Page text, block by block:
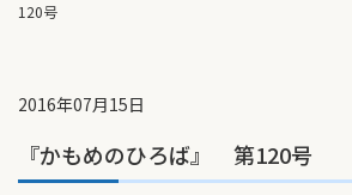
120号
2016年07月15日
『かもめのひろば』 第120号